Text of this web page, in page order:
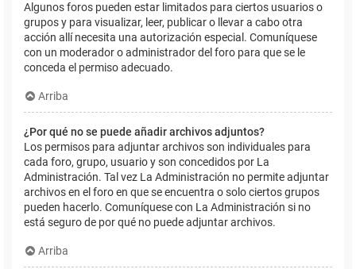
Algunos foros pueden estar limitados para ciertos usuarios o
grupos y para visualizar, leer, publicar o llevar a cabo otra
acción allí necesita una autorización especial. Comuníquese
con un moderador o administrador del foro para que se le
conceda el permiso adecuado.
Arriba
¿Por qué no se puede añadir archivos adjuntos?
Los permisos para adjuntar archivos son individuales para
cada foro, grupo, usuario y son concedidos por La
Administración. Tal vez La Administración no permite adjuntar
archivos en el foro en que se encuentra o solo ciertos grupos
pueden hacerlo. Comuníquese con La Administración si no
está seguro de por qué no puede adjuntar archivos.
Arriba